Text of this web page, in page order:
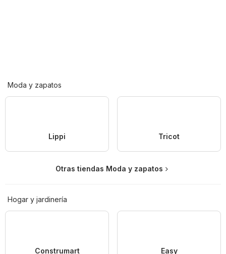
Moda y zapatos
Lippi Tricot
Otras tiendas Moda y zapatos
Hogar y jardinería
Construmart Easy